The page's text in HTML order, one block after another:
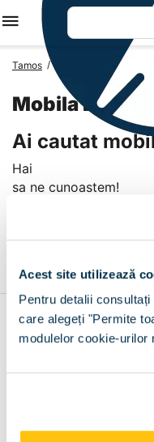
Acest site utilizează
Pentru detalii consultați
care alegeți "Permite
modulelor cookie-urilor
Tamos / Mobila Romania
Mobila Bechet
Ai cautat
Hai
sa ne cunoastem!
+
Contul meu